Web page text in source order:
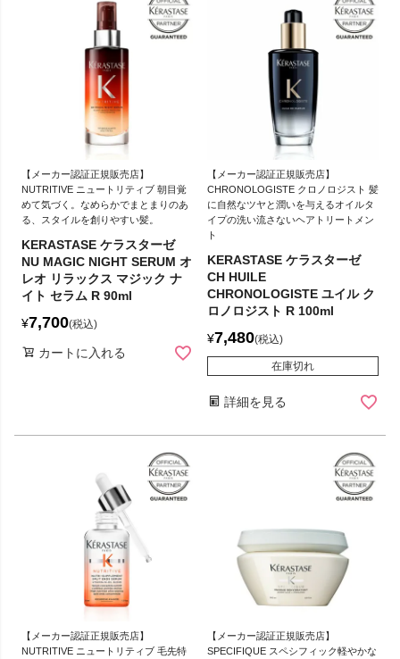
【メーカー認証正規販売店】
NUTRITIVE ニュートリティブ 朝目覚
めて気づく。なめらかでまとまりのあ
る、スタイルを創りやすい髪。
KERASTASE ケラスターゼ
NU MAGIC NIGHT SERUM オ
レオ リラックス マジック ナ
イト セラム R 90ml
¥7,700 税込
カートに入れる
【メーカー認証正規販売店】
CHRONOLOGISTE クロノロジスト 髪
に自然なツヤと潤いを与えるオイルタ
イプの洗い流さないヘアトリートメン
ト
KERASTASE ケラスターゼ
CH HUILE
CHRONOLOGISTE ユイル ク
ロノロジスト R 100ml
¥7,480 税込
在庫切れ
詳細を見る
【メーカー認証正規販売店】
NUTRITIVE ニュートリティブ 毛先特
【メーカー認証正規販売店】
SPECIFIQUE スペシフィック軽やかな